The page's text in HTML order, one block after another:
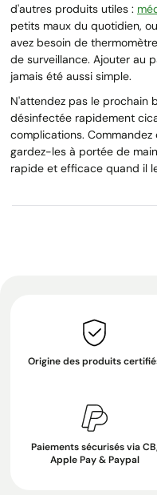
d'autres produits utiles :
petits maux du quotidien,
avez besoin de
de surveillance. Ajouter au
jamais été aussi simple.
N'attendez pas le prochain
désinfectée rapidement
complications.
gardez-les à portée de
rapide et efficace quand il
Origine des produits
Paiements sécurisés via CB,
Apple Pay & Paypal